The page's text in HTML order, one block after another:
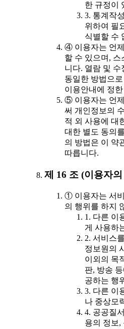
한 규정이
3. 통계작
위하여 필
식별할 수
④ 이용자는 언
할 수 있으며, 스
니다. 열람 및
동일한 방법으
이용안내에 정
⑤ 이용자는 언
써 개인정보의
적 외 사용에 대
대한 별도 동의
의 방법은 이 약
따릅니다.
제 16 조 (이용자
① 이용자는 서
의 행위를 하지
1. 다른 이
게 사용하
2. 서비스
정보원의
이외의 목
판, 방송
공하는 행
3. 다른 이
나 중상모
4. 공공질
용의 정보,